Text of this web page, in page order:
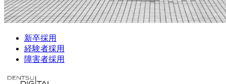
新卒採用
経験者採用
障害者採用